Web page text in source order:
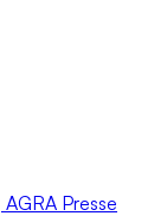
AGRA Presse